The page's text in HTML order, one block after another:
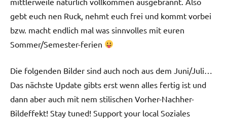
gebt euch nen Ruck, nehmt euch frei und kommt vorbei
bzw. macht endlich mal was sinnvolles mit euren
Sommer/Semester-ferien
Die folgenden Bilder sind auch noch aus dem Juni/Juli…
Das nächste Update gibts erst wenn alles fertig ist und
dann aber auch mit nem stilischen Vorher-Nachher-
Bildeffekt! Stay tuned! Support your local Soziales